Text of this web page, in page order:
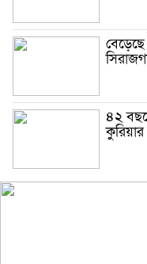
৪২
কুরিয়ার